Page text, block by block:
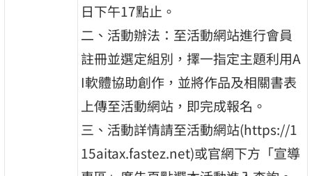
日下午17點止。
二、活動辦法：至活動網站進行會員
註冊並選定組別，擇一指定主題利用A
I軟體協助創作，並將作品及相關書表
上傳至活動網站，即完成報名。
三、活動詳情請至活動網站(https://1
15aitax.fastez.net)或官網下方「宣導